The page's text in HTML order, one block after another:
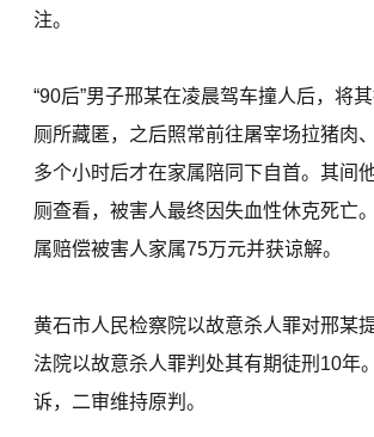
注。
“90后”男子邢某在凌晨驾车撞人后，将
厕所藏匿，之后照常前往屠宰场拉猪肉
多个小时后才在家属陪同下自首。其间
厕查看，被害人最终因失血性休克死亡
属赔偿被害人家属75万元并获谅解。
黄石市人民检察院以故意杀人罪对邢某
法院以故意杀人罪判处其有期徒刑10年
诉，二审维持原判。